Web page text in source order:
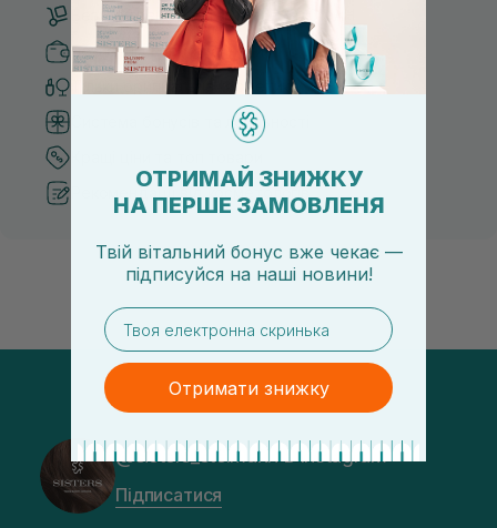
Безкоштовна доставка від 3000 UAH
Безпечні способи оплати
Тільки оригінальна косметика
Система бонусів та лояльності
Рекомендації від косметологів
@sisters_stelmakh в Instagram
Підписатися
ОТРИМАЙ ЗНИЖКУ
НА ПЕРШЕ ЗАМОВЛЕНЯ
Твій вітальний бонус вже чекає —
підписуйся на наші новини!
email
Отримати знижку